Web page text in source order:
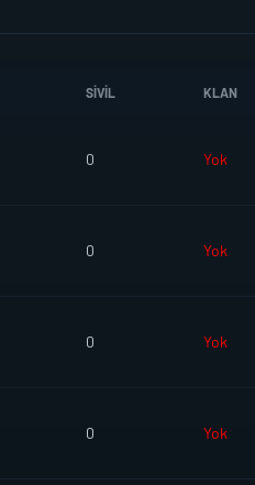
SIVIL KLAN
0 Yok
0 Yok
0 Yok
0 Yok